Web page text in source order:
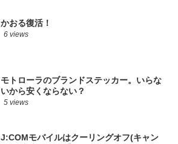
かおる復活！
6 views
モトローラのブランドステッカー。いらな
いから安くならない？
5 views
J:COMモバイルはクーリングオフ(キャン